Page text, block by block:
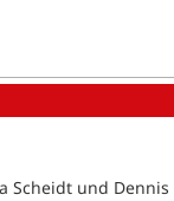
Scheidt und